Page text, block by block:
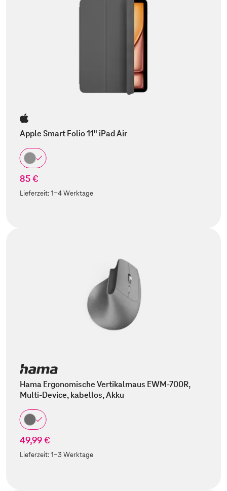
Apple Smart Folio 11" iPad Air
85 €
Lieferzeit:1-4 Werktage
Hama Ergonomische Vertikalmaus EWM-700R,
Multi-Device, kabellos, Akku
49,99 €
Lieferzeit:1-3 Werktage